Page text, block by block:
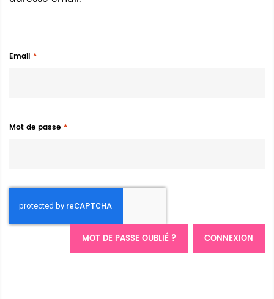
Email
Mot de passe
CONNEXION
MOT DE PASSE OUBLIÉ ?